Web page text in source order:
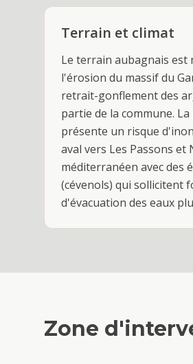
Terrain et climat
Le terrain aubagnais est
l'érosion du massif du
retrait-gonflement des
partie de la commune.
présente un risque
aval vers Les Passons
méditerranéen avec des
(cévenols) qui sollicitent
d'évacuation des eaux
Zone